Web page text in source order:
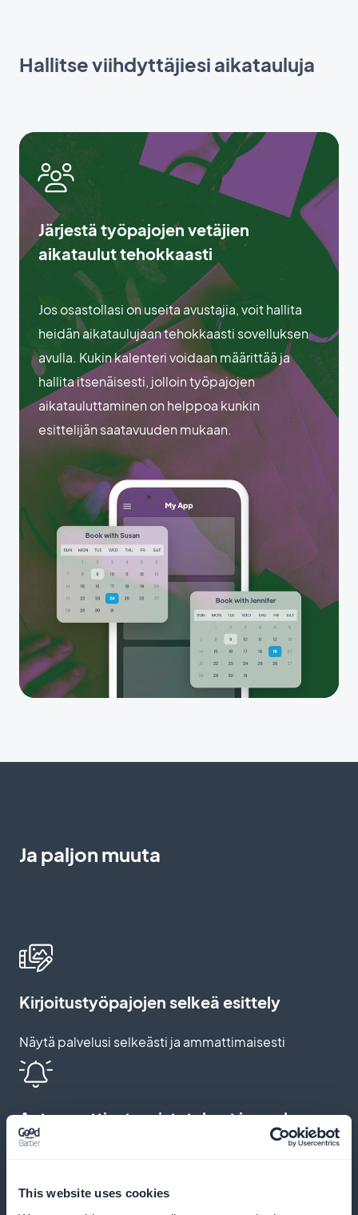
This website uses cookies
Hallitse viihdyttäjiesi aikatauluja
Järjestä työpajojen vetäjien
aikataulut tehokkaasti
Jos osastollasi on useita avustajia, voit hallita
heidän aikataulujaan tehokkaasti sovelluksen
avulla. Kukin kalenteri voidaan määrittää ja
hallita itsenäisesti, jolloin työpajojen
aikatauluttaminen on helppoa kunkin
esittelijän saatavuuden mukaan.
Ja paljon muuta
Kirjoitustyöpajojen selkeä esittely
Näytä palvelusi selkeästi ja ammattimaisesti
Automaattiset muistutukset ja push-
ilmoitukset